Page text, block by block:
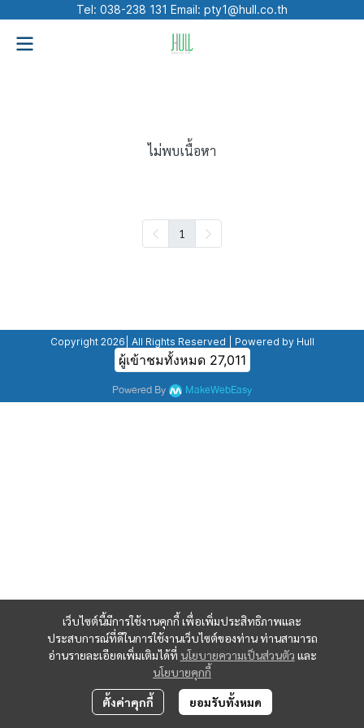
Tel: 038-238 131 Email: pty1@hull.co.th
ไม่พบเนื้อหา
1
เว็บไซต์นี้มีการใช้งานคุกกี้ เพื่อเพิ่มประสิทธิภาพและ
ประสบการณ์ที่ดีในการใช้งานเว็บไซต์ของท่าน ท่านสามารถ
อ่านรายละเอียดเพิ่มเติมได้ที่ นโยบายความเป็นส่วนตัว และ
นโยบายคุกกี้
ตั้งค่าคุกกี้ ยอมรับทั้งหมด
Copyright 2026| All Rights Reserved | Powered by Hull
ผู้เข้าชมทั้งหมด 27,011
Powered By MakeWebEasy